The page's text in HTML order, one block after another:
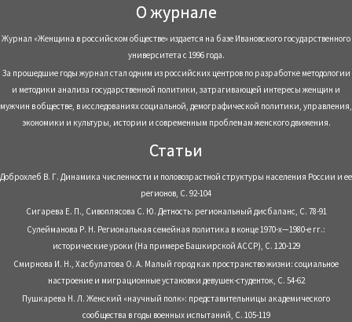
О журнале
Журнал «Женщина в российском обществе» издается на базе Ивановского государственного
университета с 1996 года.
За прошедшие годы журнал стал одним из российских центров по разработке методологии
и методики анализа государственной политики, затрагивающей интересы женщин и
мужчин в обществе, в исследованиях социальной, демографической политики, управления,
экономики и культуры, истории и современным проблемам женского движения.
Статьи
Доброхлеб В. Г. Динамика численности и половозрастной структуры населения России и ее
регионов, С. 92-104
Сигарева Е. П., Сивоплясова С. Ю. Детность: региональный дисбаланс, С. 78-91
Сулейманова Р. Н. Региональная семейная политика в конце 1970-х—1980-е гг.:
исторические уроки (На примере Башкирской АССР), С. 120-129
Смирнова И. Н., Хасбулатова О. А. Малый город как пространство жизни: социальное
настроение и миграционные установки девушек-студенток, С. 54-62
Пушкарева Н. Л. Женский «научный полк»: представительницы академического
сообщества в годы военных испытаний, С. 105-119